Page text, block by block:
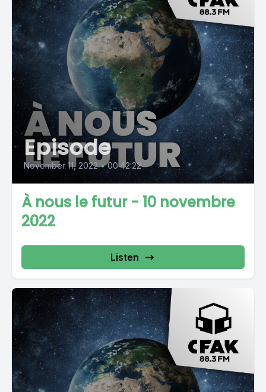
Episode
November 11, 2022 • 00:42:22
À nous le futur - 10 novembre
2022
Listen